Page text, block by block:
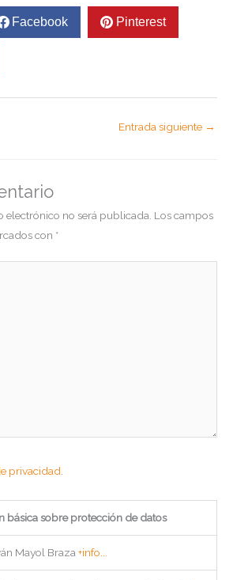
Facebook Pinterest
Entrada siguiente →
electrónico no será publicada. Los campos
con *
privacidad
básica sobre protección de datos
Mayol Braza +info...